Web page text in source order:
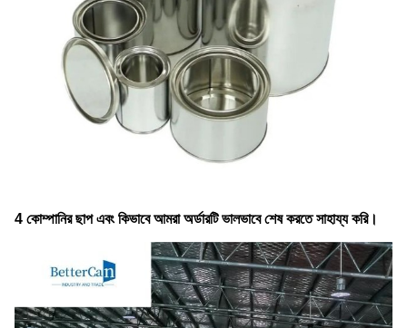
4 কোম্পানির ছাপ এবং কিভাবে আমরা অর্ডারটি ভালভাবে শেষ করতে সাহায্য করি।